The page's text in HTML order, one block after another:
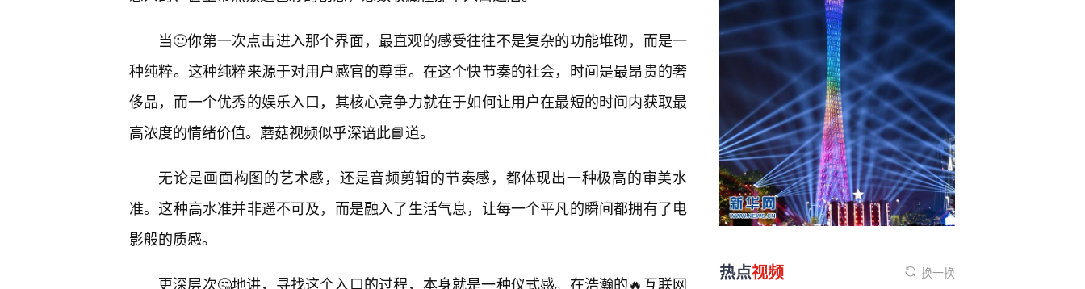
当🙂你第一次点击进入那个界面，最直观的感受往往不是复杂的功能堆砌，而是一
种纯粹。这种纯粹来源于对用户感官的尊重。在这个快节奏的社会，时间是最昂贵的奢
侈品，而一个优秀的娱乐入口，其核心竞争力就在于如何让用户在最短的时间内获取最
高浓度的情绪价值。蘑菇视频似乎深谙此📘道。
无论是画面构图的艺术感，还是音频剪辑的节奏感，都体现出一种极高的审美水
准。这种高水准并非遥不可及，而是融入了生活气息，让每一个平凡的瞬间都拥有了电
影般的质感。
更深层次🤔地讲，寻找这个入口的过程，本身就是一种仪式感。在浩瀚的🔥互联网
热点视频 换一换